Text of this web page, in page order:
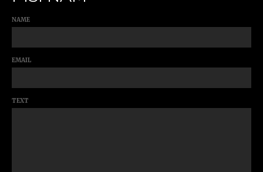
NAME
EMAIL
TEXT